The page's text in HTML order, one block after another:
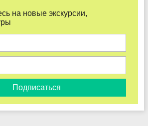
на новые экскурсии,
Подписаться